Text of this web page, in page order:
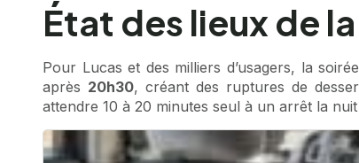
État des lieux de
Pour Lucas et des milliers d’usagers, la
après 20h30, créant des ruptures de
attendre 10 à 20 minutes seul à un arrêt la